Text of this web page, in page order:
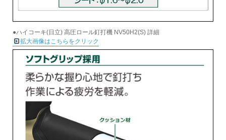
●ハイコーキ(日立) 高圧ロール釘打機 NV50H2(S) 詳細
拡大画像はこちらをクリック